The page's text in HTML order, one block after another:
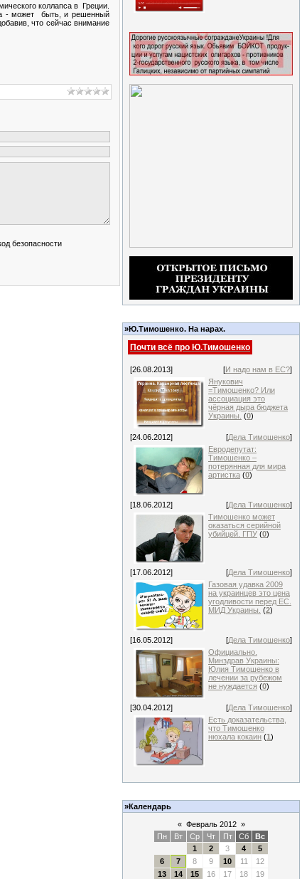
коллапса в Греции.
- может быть, и решенный
что сейчас внимание
»Ю.Тимошенко. На нарах.
Почти всё про Ю.Тимошенко
[26.08.2013] [И надо нам в ЕС?]
Янукович
=Тимошенко? Или
ассоциация это
чёрная дыра бюджета
Украины. (0)
[24.06.2012] [Дела Тимошенко]
Евродепутат:
Тимошенко –
потерянная для мира
артистка (0)
[18.06.2012] [Дела Тимошенко]
Тимошенко может
оказаться серийной
убийцей. ГПУ (0)
[17.06.2012] [Дела Тимошенко]
Газовая удавка 2009
на украинцев это цена
угодливости перед ЕС.
МИД Украины. (2)
[16.05.2012] [Дела Тимошенко]
Официально.
Минздрав Украины:
Юлия Тимошенко в
лечении за рубежом
не нуждается (0)
[30.04.2012] [Дела Тимошенко]
Есть доказательства,
что Тимошенко
нюхала кокаин (1)
»Календарь
« Февраль 2012 »
Пн
Вт Ср Чт Пт Сб
Вс
1
2 3 4
5
6
7 8 9 10 11
12
13
14 15 16 17 18 19